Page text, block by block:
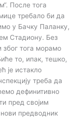
После тога
требало би да
у Бачку Паланку,
Стадиону. Без
због тога морамо
то, ипак, тешко,
је истакло
треба да
дефинитивно
пред својим
предводник